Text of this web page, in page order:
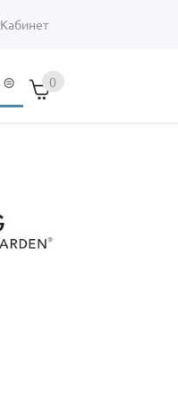
(link sends e-mail)
Кабинет
0